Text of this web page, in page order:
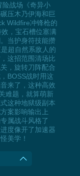
战场《奇异小
压木乃伊海和巨
Wildfire冲锋枪的
，宝石槽位塞满
当护身符技能攒
超自然系敌人的
这招范围清场比
，旋转刀阵配合
BOSS战时用这
来了，这种高效
难题，就算萌新
这种地狱级副本
案影响输出上
属战斗风格了
度像开了加速器
美学！